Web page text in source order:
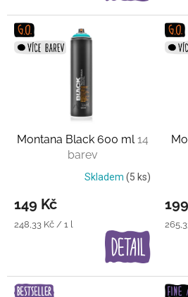
Montana Black 600 ml14
barev
Skladem (5 ks)
149 Kč
Měrná
248,33 Kč / 1 l